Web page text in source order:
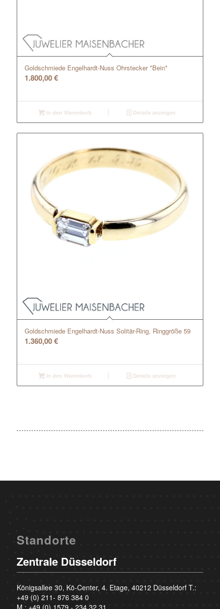
Goldschmiede Engelhardt-Nuss Ohrstecker *Bein*
1.800,00€
In den Warenkorb Details anzeigen
Goldschmiede Engelhardt-Nuss Solitär-Ring, Ringgröße 59
1.360,00€
In den Warenkorb Details anzeigen
Standorte
Zentrale Düsseldorf
Königsallee 30, Kö-Center, 4. Etage, 40212 Düsseldorf T.:
+49 (0) 211- 876 384 0
M.: +49 (0) 1579 - 234 32 31